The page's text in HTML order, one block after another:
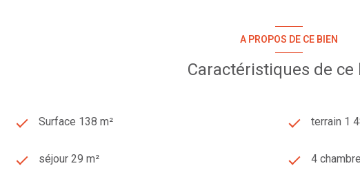
A PROPOS DE CE BIEN
Caractéristiques de ce
Surface 138 m² terrain 1
séjour 29 m² 4